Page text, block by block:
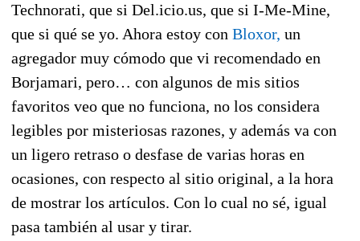
Technorati, que si Del.icio.us, que si I-Me-Mine,
que si qué se yo. Ahora estoy con Bloxor, un
agregador muy cómodo que vi recomendado en
Borjamari, pero… con algunos de mis sitios
favoritos veo que no funciona, no los considera
legibles por misteriosas razones, y además va con
un ligero retraso o desfase de varias horas en
ocasiones, con respecto al sitio original, a la hora
de mostrar los artículos. Con lo cual no sé, igual
pasa también al usar y tirar.